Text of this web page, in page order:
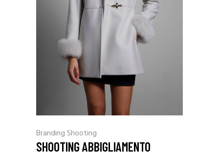
BrandingShooting
SHOOTING ABBIGLIAMENTO